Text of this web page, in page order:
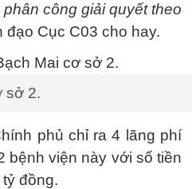
công giải quyết theo
đạo Cục C03 cho hay.
sở 2.
phủ chỉ ra 4 lãng phí
bệnh viện này với số tiền
đồng.